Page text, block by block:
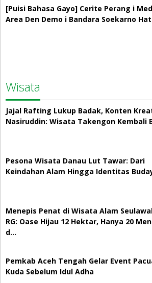
[Puisi Bahasa Gayo] Cerite Perang i
Area Den Demo i Bandara Soekarno
Wisata
Jajal Rafting Lukup Badak, Konten
Nasiruddin: Wisata Takengon Kembali
Pesona Wisata Danau Lut Tawar: Dari
Keindahan Alam Hingga Identitas
Menepis Penat di Wisata Alam
RG: Oase Hijau 12 Hektar, Hanya 20
d…
Pemkab Aceh Tengah Gelar Event
Kuda Sebelum Idul Adha